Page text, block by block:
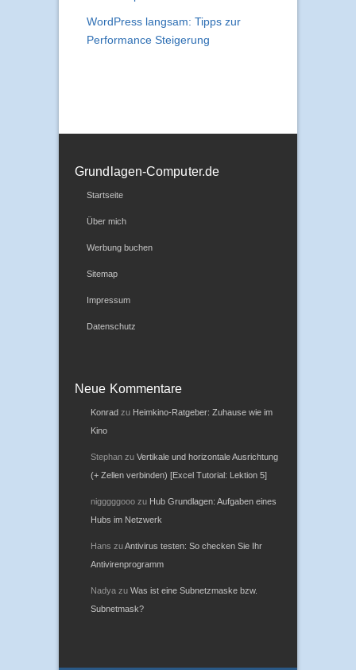
WordPress langsam: Tipps zur
Performance Steigerung
Grundlagen-Computer.de
Startseite
Über mich
Werbung buchen
Sitemap
Impressum
Datenschutz
Neue Kommentare
Konrad zu Heimkino-Ratgeber: Zuhause wie im
Kino
Stephan zu Vertikale und horizontale Ausrichtung
(+ Zellen verbinden) [Excel Tutorial: Lektion 5]
nigggggooo zu Hub Grundlagen: Aufgaben eines
Hubs im Netzwerk
Hans zuAntivirus testen: So checken Sie Ihr
Antivirenprogramm
Nadya zu Was ist eine Subnetzmaske bzw.
Subnetmask?